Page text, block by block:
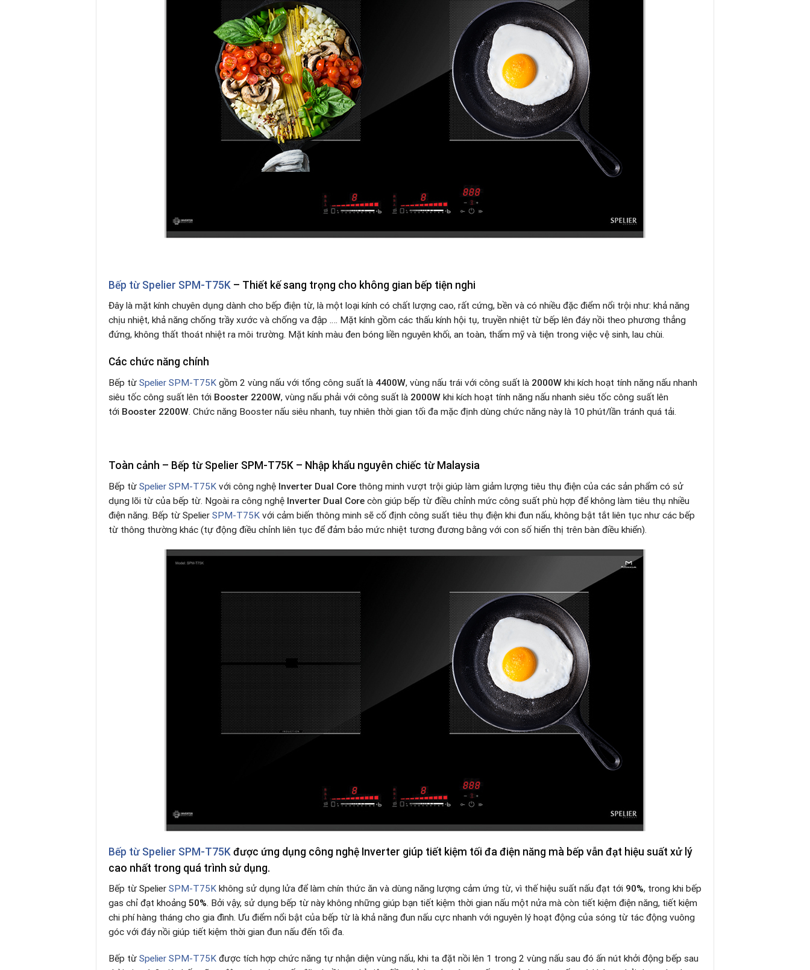
Bếp từ Spelier SPM-T75K – Thiết kế sang trọng cho không gian bếp tiện nghi
Đây là mặt kính chuyên dụng dành cho bếp điện từ, là một loại kính có chất lượng cao, rất cứng, bền và có nhiều đặc điểm nổi trội như: khả năng
chịu nhiệt, khả năng chống trầy xước và chống va đập …. Mặt kính gồm các thấu kính hội tụ, truyền nhiệt từ bếp lên đáy nồi theo phương thẳng
đứng, không thất thoát nhiệt ra môi trường. Mặt kính màu đen bóng liền nguyên khối, an toàn, thẩm mỹ và tiện trong việc vệ sinh, lau chùi.
Các chức năng chính
Bếp từ Spelier SPM-T75K gồm 2 vùng nấu với tổng công suất là 4400W, vùng nấu trái với công suất là 2000W khi kích hoạt tính năng nấu nhanh
siêu tốc công suất lên tới Booster 2200W, vùng nấu phải với công suất là 2000W khi kích hoạt tính năng nấu nhanh siêu tốc công suất lên
tới Booster 2200W. Chức năng Booster nấu siêu nhanh, tuy nhiên thời gian tối đa mặc định dùng chức năng này là 10 phút/lần tránh quá tải.
Toàn cảnh – Bếp từ Spelier SPM-T75K – Nhập khẩu nguyên chiếc từ Malaysia
Bếp từ Spelier SPM-T75K với công nghệ Inverter Dual Core thông minh vượt trội giúp làm giảm lượng tiêu thụ điện của các sản phẩm có sử
dụng lõi từ của bếp từ. Ngoài ra công nghệ Inverter Dual Core còn giúp bếp từ điều chỉnh mức công suất phù hợp để không làm tiêu thụ nhiều
điện năng. Bếp từ Spelier SPM-T75K với cảm biến thông minh sẽ cố định công suất tiêu thụ điện khi đun nấu, không bật tắt liên tục như các bếp
từ thông thường khác (tự động điều chỉnh liên tục để đảm bảo mức nhiệt tương đương bằng với con số hiển thị trên bàn điều khiển).
Bếp từ Spelier SPM-T75K được ứng dụng công nghệ Inverter giúp tiết kiệm tối đa điện năng mà bếp vẫn đạt hiệu suất xử lý
cao nhất trong quá trình sử dụng.
Bếp từ Spelier SPM-T75K không sử dụng lửa để làm chín thức ăn và dùng năng lượng cảm ứng từ, vì thế hiệu suất nấu đạt tới 90%, trong khi bếp
gas chỉ đạt khoảng 50%. Bởi vậy, sử dụng bếp từ này không những giúp bạn tiết kiệm thời gian nấu một nửa mà còn tiết kiệm điện năng, tiết kiệm
chi phí hàng tháng cho gia đình. Ưu điểm nổi bật của bếp từ là khả năng đun nấu cực nhanh với nguyên lý hoạt động của sóng từ tác động vuông
góc với đáy nồi giúp tiết kiệm thời gian đun nấu đến tối đa.
Bếp từ Spelier SPM-T75K được tích hợp chức năng tự nhận diện vùng nấu, khi ta đặt nồi lên 1 trong 2 vùng nấu sau đó ấn nút khởi động bếp sau